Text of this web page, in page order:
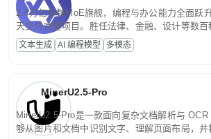
2.4万亿参数MoE旗舰，编程与办公能力全面跃
天交付完整项目。胜任法律、金融、设计等数
话端到端交付生产级成果。原生视觉理解贯穿规
程，支持超长文档与长视频的深度语义解析。长
文本生成 AI 编程模型 多模态
MinerU2.5-Pro
MinerU2.5-Pro是一款面向复杂文档解析与
够从图片和文档中识别文字、理解页面布局，